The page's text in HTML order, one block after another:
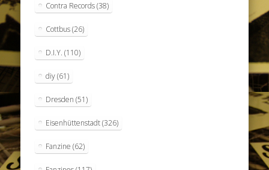
Contra Records(38)
Cottbus(26)
D.I.Y. (110)
diy(61)
Dresden (51)
Eisenhüttenstadt(326)
Fanzine (62)